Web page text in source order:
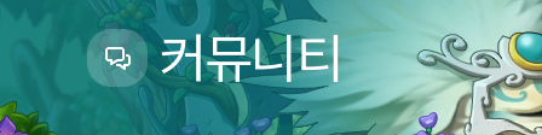
캐시샵 공지
메이플 알림판
with maple
추가정보
커뮤니티